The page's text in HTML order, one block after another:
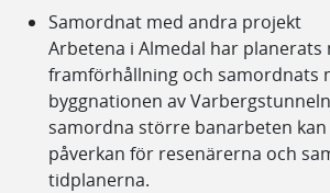
Samordnat med andra projekt
Arbetena i Almedal har planerats
framförhållning och samordnats
byggnationen av
samordna större banarbeten kan
påverkan för resenärerna och
tidplanerna.